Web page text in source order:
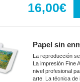
16,00€
Papel sin
La reproducción
La impresión Fine
nivel profesional
arte. La técnica de